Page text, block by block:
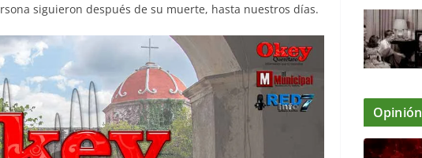
siguieron después de su muerte, hasta nuestros días.
Opinión